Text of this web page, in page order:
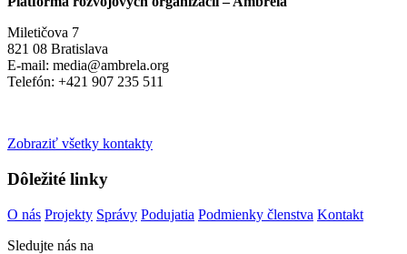
Miletičova 7
821 08 Bratislava
E-mail: media@ambrela.org
Telefón: +421 907 235 511
Zobraziť všetky kontakty
Dôležité linky
O nás Projekty Správy Podujatia Podmienky členstva Kontakt
Sledujte nás na